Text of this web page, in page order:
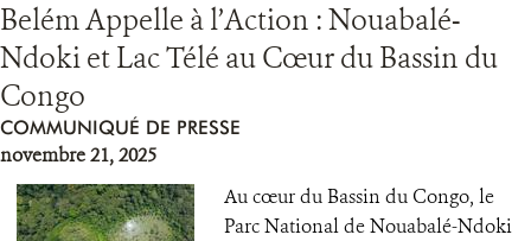
Belém Appelle à l’Action : Nouabalé-
Ndoki et Lac Télé au Cœur du Bassin du
Congo
COMMUNIQUÉ DE PRESSE
novembre 21, 2025
Au cœur du Bassin du Congo, le
Parc National de Nouabalé-Ndoki